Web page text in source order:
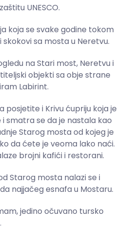
UNESCO.
koja se svake godine tokom
sa mosta u Neretvu.
na Stari most, Neretvu i
objekti sa obje strane
Labirint.
i Krivu ćupriju koja je
i smatra se da je nastala kao
Starog mosta od kojeg je
da ćete je veoma lako naći.
brojni kafići i restorani.
Starog mosta nalazi se i
najjačeg esnafa u Mostaru.
jedino očuvano tursko